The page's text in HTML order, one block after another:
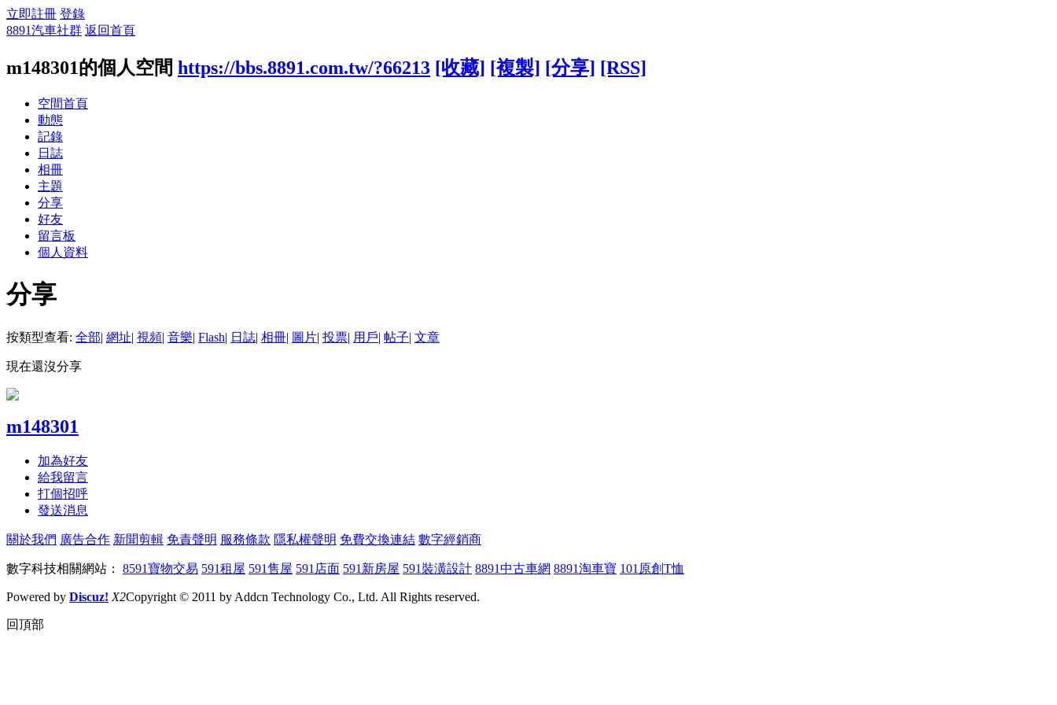
立即註冊 登錄
8891汽車社群 返回首頁
m148301的個人空間 https://bbs.8891.com.tw/?66213 [收藏] [複製] [分享] [RSS]
空間首頁
動態
記錄
日誌
相冊
主題
分享
好友
留言板
個人資料
分享
按類型查看: 全部| 網址| 視頻| 音樂| Flash| 日誌| 相冊| 圖片| 投票| 用戶| 帖子| 文章
現在還沒分享
m148301
加為好友
給我留言
打個招呼
發送消息
關於我們 廣告合作 新聞剪輯 免責聲明 服務條款 隱私權聲明 免費交換連結 數字經銷商
數字科技相關網站： 8591寶物交易 591租屋 591售屋 591店面 591新房屋 591裝潢設計 8891中古車網 8891淘車寶 101原創T恤
Powered by Discuz! X2Copyright © 2011 by Addcn Technology Co., Ltd. All Rights reserved.
回頂部